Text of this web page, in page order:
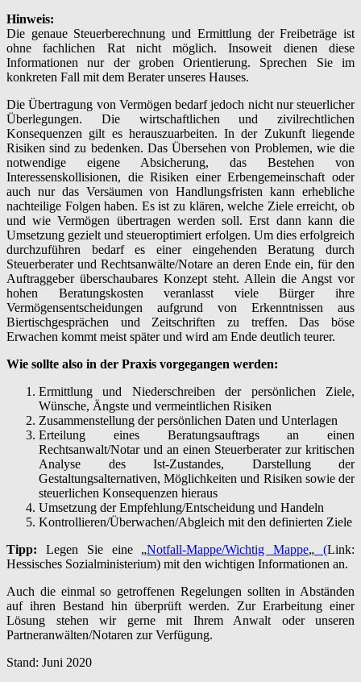
Hinweis:
Die genaue Steuerberechnung und Ermittlung der Freibeträge ist
ohne fachlichen Rat nicht möglich. Insoweit dienen diese
Informationen nur der groben Orientierung. Sprechen Sie im
konkreten Fall mit dem Berater unseres Hauses.
Die Übertragung von Vermögen bedarf jedoch nicht nur steuerlicher
Überlegungen. Die wirtschaftlichen und zivilrechtlichen
Konsequenzen gilt es herauszuarbeiten. In der Zukunft liegende
Risiken sind zu bedenken. Das Übersehen von Problemen, wie die
notwendige eigene Absicherung, das Bestehen von
Interessenskollisionen, die Risiken einer Erbengemeinschaft oder
auch nur das Versäumen von Handlungsfristen kann erhebliche
nachteilige Folgen haben. Es ist zu klären, welche Ziele erreicht, ob
und wie Vermögen übertragen werden soll. Erst dann kann die
Umsetzung gezielt und steueroptimiert erfolgen. Um dies erfolgreich
durchzuführen bedarf es einer eingehenden Beratung durch
Steuerberater und Rechtsanwälte/Notare an deren Ende ein, für den
Auftraggeber überschaubares Konzept steht. Allein die Angst vor
hohen Beratungskosten veranlasst viele Bürger ihre
Vermögensentscheidungen aufgrund von Erkenntnissen aus
Biertischgesprächen und Zeitschriften zu treffen. Das böse
Erwachen kommt meist später und wird am Ende deutlich teurer.
Wie sollte also in der Praxis vorgegangen werden:
Ermittlung und Niederschreiben der persönlichen Ziele,
Wünsche, Ängste und vermeintlichen Risiken
Zusammenstellung der persönlichen Daten und Unterlagen
Erteilung eines Beratungsauftrags an einen
Rechtsanwalt/Notar und an einen Steuerberater zur kritischen
Analyse des Ist-Zustandes, Darstellung der
Gestaltungsalternativen, Möglichkeiten und Risiken sowie der
steuerlichen Konsequenzen hieraus
Umsetzung der Empfehlung/Entscheidung und Handeln
Kontrollieren/Überwachen/Abgleich mit den definierten Ziele
Tipp: Legen Sie eine „Notfall-Mappe/Wichtig Mappe„ (Link:
Hessisches Sozialministerium) mit den wichtigen Informationen an.
Auch die einmal so getroffenen Regelungen sollten in Abständen
auf ihren Bestand hin überprüft werden. Zur Erarbeitung einer
Lösung stehen wir gerne mit Ihrem Anwalt oder unseren
Partneranwälten/Notaren zur Verfügung.
Stand: Juni 2020